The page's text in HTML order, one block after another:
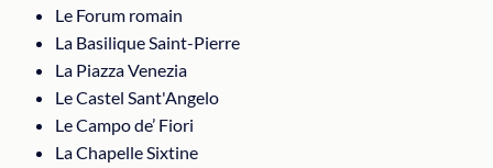
Le Forum romain
La Basilique Saint-Pierre
La Piazza Venezia
Le Castel Sant'Angelo
Le Campo de’ Fiori
La Chapelle Sixtine